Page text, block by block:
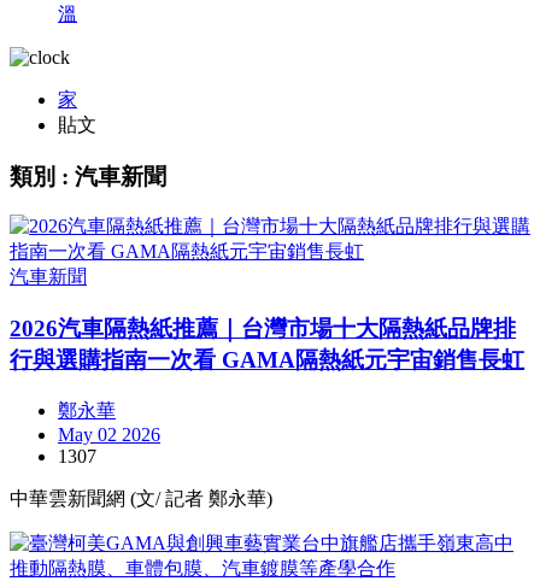
溫
家
貼文
類別 : 汽車新聞
汽車新聞
2026汽車隔熱紙推薦｜台灣市場十大隔熱紙品牌排
行與選購指南一次看 GAMA隔熱紙元宇宙銷售長虹
鄭永華
May 02 2026
1307
中華雲新聞網 (文/ 記者 鄭永華)